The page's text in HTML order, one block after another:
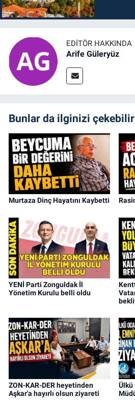
EDITÖR HAKKINDA
Arife Güleryüz
Bunlar da ilginizi çekebilir
Murtaza Dinç Hayatını Kaybetti
YENİ Parti Zonguldak İl
Yönetim Kurulu belli oldu
ZON-KAR-DER heyetinden
Aşkar'a hayırlı olsun ziyareti
Ülkü